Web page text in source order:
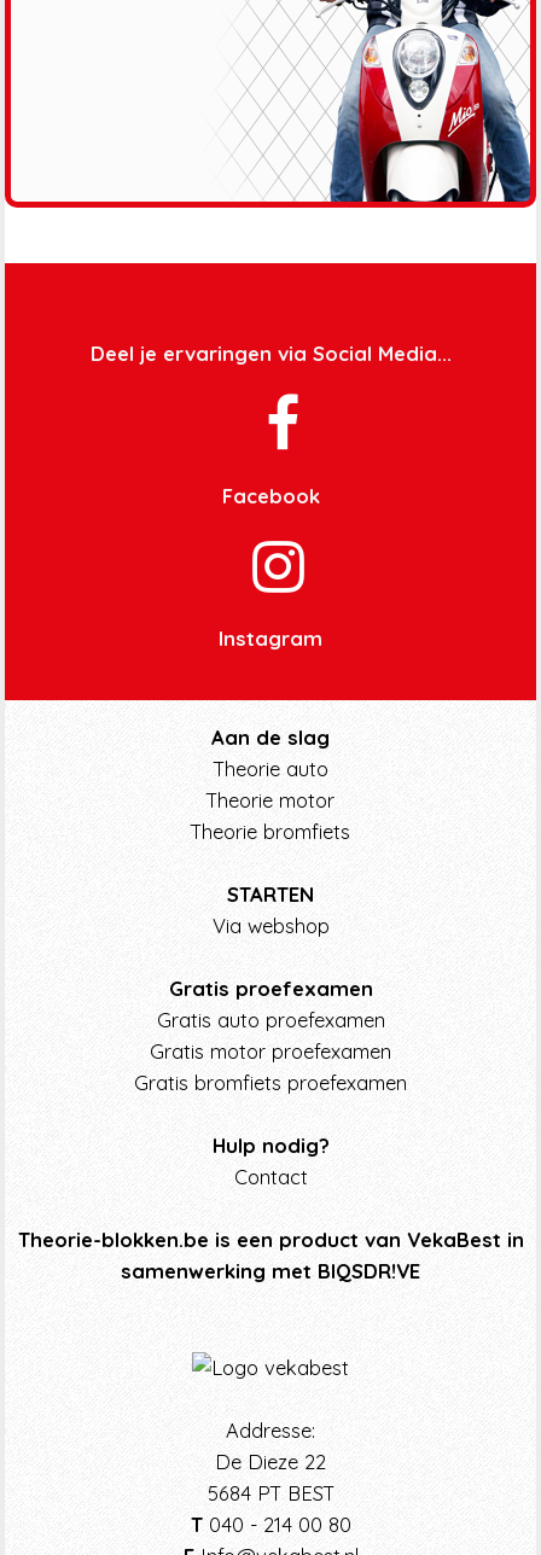
Deel je ervaringen via Social Media...
Facebook
Instagram
Aan de slag
Theorie auto
Theorie motor
Theorie bromfiets
STARTEN
Via webshop
Gratis proefexamen
Gratis auto proefexamen
Gratis motor proefexamen
Gratis bromfiets proefexamen
Hulp nodig?
Contact
Theorie-blokken.be is een product van VekaBest in
samenwerking met BIQSDR!VE
Addresse:
De Dieze 22
5684 PT BEST
T040 - 214 00 80